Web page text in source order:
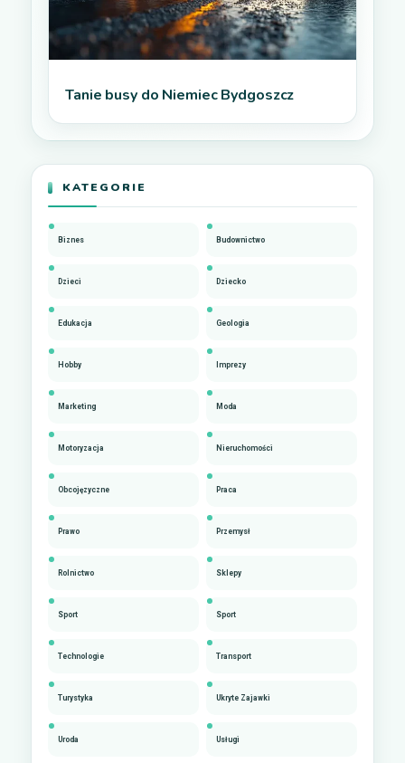
Tanie busy do Niemiec Bydgoszcz
KATEGORIE
Biznes Budownictwo
Dzieci Dziecko
Edukacja Geologia
Hobby Imprezy
Marketing Moda
Motoryzacja Nieruchomości
Obcojęzyczne Praca
Prawo Przemysł
Rolnictwo Sklepy
Sport Sport
Technologie Transport
Turystyka Ukryte Zajawki
Uroda Usługi